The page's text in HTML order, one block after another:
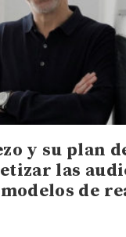
y su plan
las
de